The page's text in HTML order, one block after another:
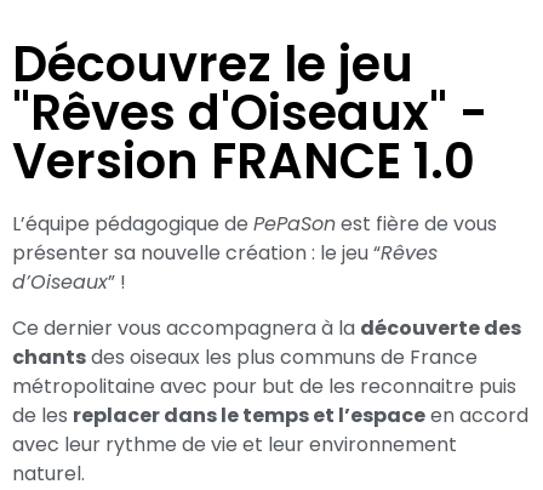
Découvrez le jeu
"Rêves d'Oiseaux" -
Version FRANCE 1.0
L’équipe pédagogique de PePaSonest fière de vous
présenter sa nouvelle création : le jeu “Rêves
d’Oiseaux” !
Ce dernier vous accompagnera à la découverte des
chantsdes oiseaux les plus communs de France
métropolitaine avec pour but de les reconnaitre puis
de les replacer dans le temps et l’espaceen accord
avec leur rythme de vie et leur environnement
naturel.